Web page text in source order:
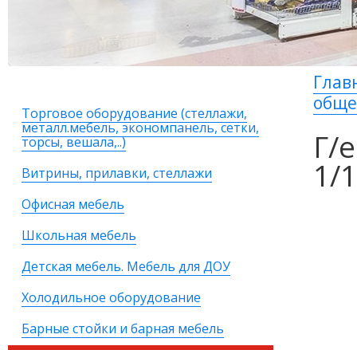
Торговое оборудование (стеллажи,
металл.мебель, экономпанель, сетки,
торсы, вешала,..)
Витрины, прилавки, стеллажи
Офисная мебель
Школьная мебель
Детская мебель. Мебель для ДОУ
Холодильное оборудование
Барные стойки и барная мебель
Г/
1/